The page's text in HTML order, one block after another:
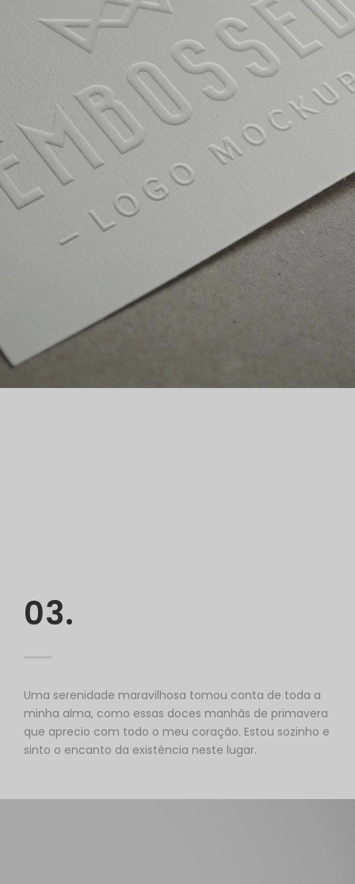
03.
Uma serenidade maravilhosa tomou conta de toda a
minha alma, como essas doces manhãs de primavera
que aprecio com todo o meu coração. Estou sozinho e
sinto o encanto da existência neste lugar.